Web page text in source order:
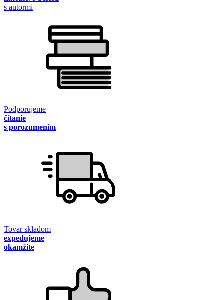
s autormi
Podporujeme
čítanie
s porozumením
Tovar skladom
expedujeme
okamžite